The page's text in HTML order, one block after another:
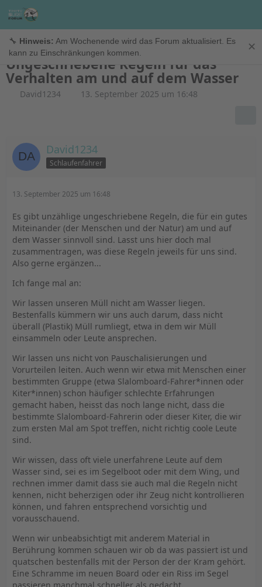
🔧 Hinweis: Am Wochenende wird das Forum aktualisiert. Es
kann zu Einschränkungen kommen.
✕
Windsurfen
Ungeschriebene Regeln für das
Verhalten am und auf dem Wasser
David1234 13. September 2025 um 16:48
David1234
Schlaufenfahrer
13. September 2025 um 16:48
Es gibt unzählige ungeschriebene Regeln, die für ein gutes
Miteinander (der Menschen und der Natur) am und auf
dem Wasser sinnvoll sind. Lasst uns hier doch mal
zusammentragen, was diese Regeln jeweils für uns sind.
Also gerne ergänzen...
Ich fange mal an:
Wir lassen unseren Müll nicht am Wasser liegen.
Bestenfalls kümmern wir uns auch darum, dass nicht
überall (Plastik) Müll rumliegt, etwa in dem wir Müll
einsammeln oder Leute ansprechen.
Wir lassen uns nicht von Pauschalisierungen und
Vorurteilen leiten. Auch wenn wir etwa mit Menschen einer
bestimmten Gruppe (etwa Slalomboard-Fahrer*innen oder
Kiter*innen) schon häufiger schlechte Erfahrungen
gemacht haben, heisst das noch lange nicht, dass die
bestimmte Slalomboard-Fahrerin oder dieser Kiter, die wir
zum ersten Mal am Spot treffen, nicht richtig coole Leute
sind.
Wir wissen, dass oft viele unerfahrene Leute auf dem
Wasser sind, sei es im Segelboot oder mit dem Wing, und
rechnen immer damit dass sie auch mal die Regeln nicht
kennen, nicht beherzigen oder ihr Zeug nicht kontrollieren
können, und fahren entsprechend vorsichtig und
vorausschauend.
Wenn wir unbeabsichtigt mit anderem Material in
Berührung kommen schauen wir ob da was passiert ist und
quatschen bestenfalls mit der Person der der Kram gehört.
Eine Schramme im neuen Board oder ein Riss im Segel